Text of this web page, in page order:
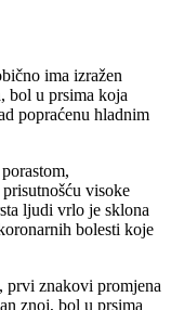
ima izražen
bol u prsima koja
popraćenu hladnim
visoke
ljudi vrlo je sklona
bolesti koje
prvi znakovi promjena
znoj, bol u prsima